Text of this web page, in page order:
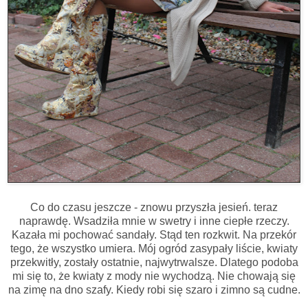
Co do czasu jeszcze - znowu przyszła jesień. teraz
naprawdę. Wsadziła mnie w swetry i inne ciepłe rzeczy.
Kazała mi pochować sandały. Stąd ten rozkwit. Na przekór
tego, że wszystko umiera. Mój ogród zasypały liście, kwiaty
przekwitły, zostały ostatnie, najwytrwalsze. Dlatego podoba
mi się to, że kwiaty z mody nie wychodzą. Nie chowają się
na zimę na dno szafy. Kiedy robi się szaro i zimno są cudne.